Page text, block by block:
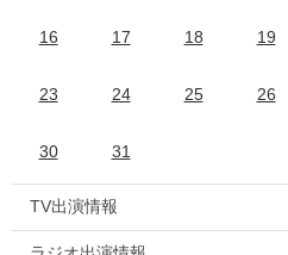
16 17 18 19
23 24 25 26
30 31
TV出演情報